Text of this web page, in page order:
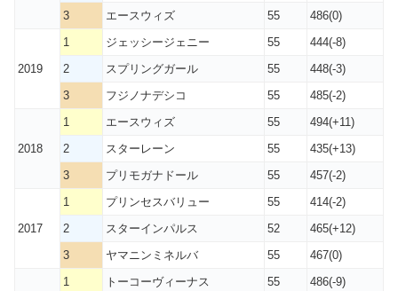
3
エースウィズ 55 486(0)
2019
1 ジェッシージェニー 55
444(-8)
2
スプリングガール 55
448(-3)
3
フジノナデシコ 55 485(-2)
2018
1 エースウィズ 55
494(+11)
2
スターレーン 55
435(+13)
3
プリモガナドール 55 457(-2)
2017
1 プリンセスバリュー 55
414(-2)
2
スターインパルス 52
465(+12)
3
ヤマニンミネルバ 55
467(0)
1
トーコーヴィーナス 55 486(-9)